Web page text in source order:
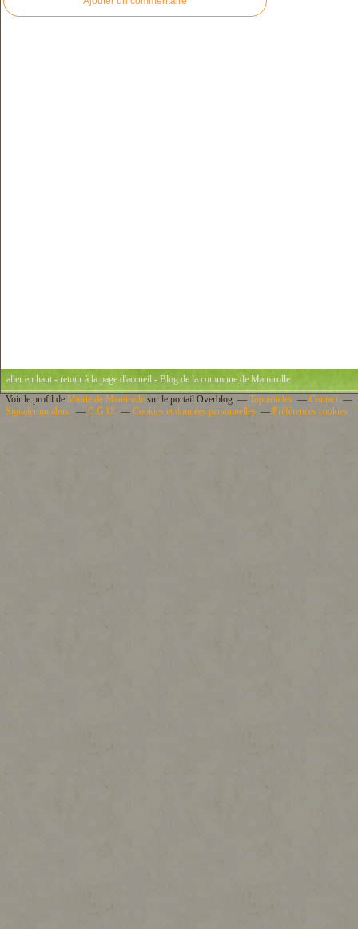
aller en haut- retour à la page d'accueil - Blog de la commune de Mamirolle
Voir le profil de Mairie de Mamirolle sur le portail Overblog Top articles
Contact
Signaler un abus
C.G.U. Cookies et données personnelles Préférences cookies